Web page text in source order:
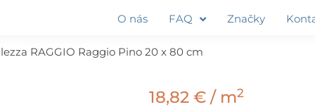
O nás FAQ Značky
RAGGIO Raggio Pino 20 x 80 cm
18,82 € / m2